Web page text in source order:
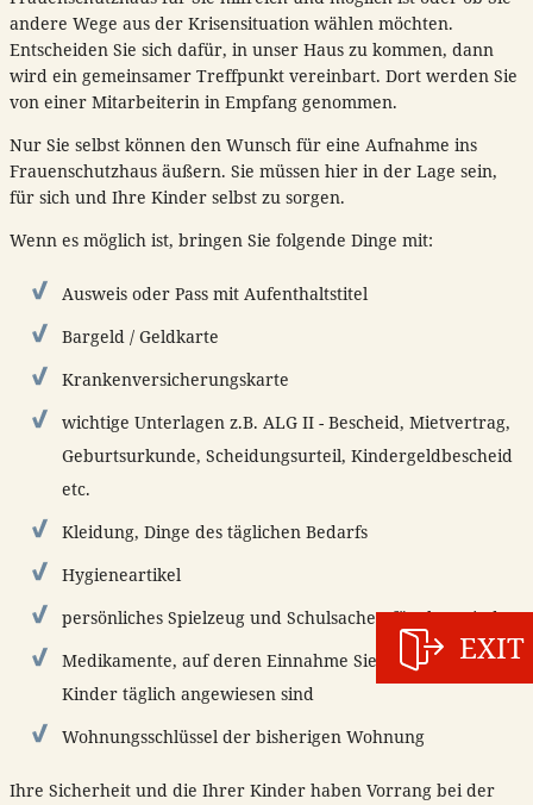
andere Wege aus der Krisensituation wählen möchten.
Entscheiden Sie sich dafür, in unser Haus zu kommen, dann
wird ein gemeinsamer Treffpunkt vereinbart. Dort werden Sie
von einer Mitarbeiterin in Empfang genommen.
Nur Sie selbst können den Wunsch für eine Aufnahme ins
Frauenschutzhaus äußern. Sie müssen hier in der Lage sein,
für sich und Ihre Kinder selbst zu sorgen.
Wenn es möglich ist, bringen Sie folgende Dinge mit:
Ausweis oder Pass mit Aufenthaltstitel
Bargeld / Geldkarte
Krankenversicherungskarte
wichtige Unterlagen z.B. ALG II - Bescheid, Mietvertrag,
Geburtsurkunde, Scheidungsurteil, Kindergeldbescheid
etc.
Kleidung, Dinge des täglichen Bedarfs
Hygieneartikel
persönliches Spielzeug und Schulsachen für Ihre Kinder
Medikamente, auf deren Einnahme Sie oder Ihre
Kinder täglich angewiesen sind
Wohnungsschlüssel der bisherigen Wohnung
Ihre Sicherheit und die Ihrer Kinder haben Vorrang bei der
EXIT